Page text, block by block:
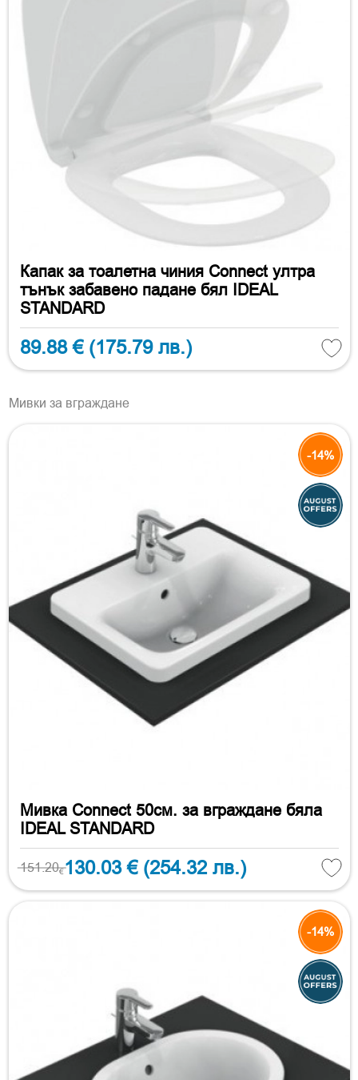
Капак за тоалетна чиния Connect ултра
тънък забавено падане бял IDEAL
STANDARD
89.88 € (175.79 лв.)
Мивки за вграждане
-14%
Мивка Connect 50см. за вграждане бяла
IDEAL STANDARD
151.20€130.03 € (254.32 лв.)
-14%